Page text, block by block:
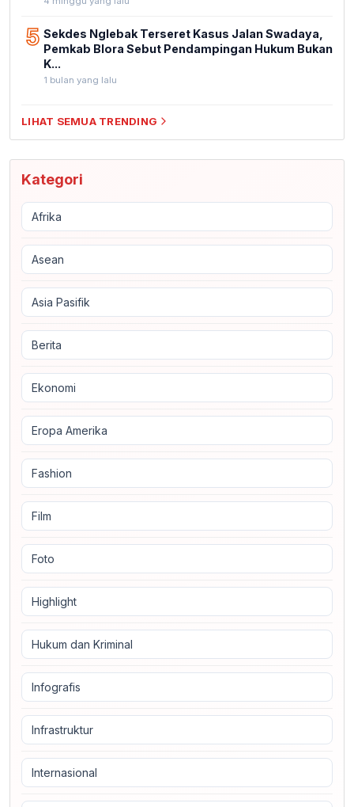
5 Sekdes Nglebak Terseret Kasus Jalan Swadaya,
Pemkab Blora Sebut Pendampingan Hukum Bukan
K...
1 bulan yang lalu
LIHAT SEMUA TRENDING
Kategori
Afrika
Asean
Asia Pasifik
Berita
Ekonomi
Eropa Amerika
Fashion
Film
Foto
Highlight
Hukum dan Kriminal
Infografis
Infrastruktur
Internasional